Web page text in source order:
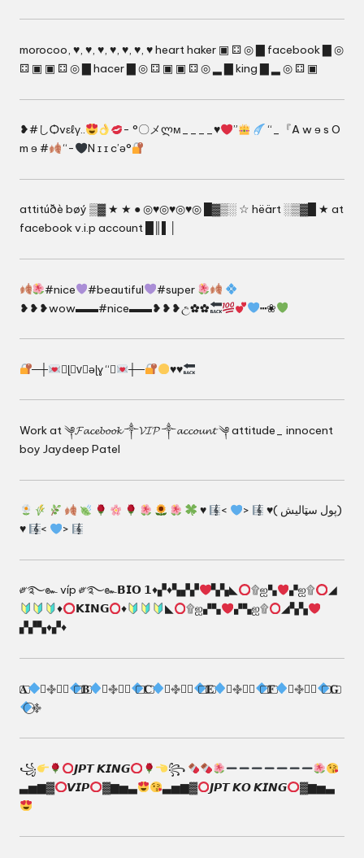
morocoo, ♥, ♥, ♥, ♥, ♥, ♥, ♥ heart haker ▣ ⚃ ◎ ▇ facebook ▇ ◎
⚃ ▣ ▣ ⚃ ◎ ▇ hacer ▇ ◎ ⚃ ▣ ▣ ⚃ ◎ ▂ ▇ king ▇ ▂ ◎ ⚃ ▣
❥#しѺvεℓγ.. - °〇メლм____♥ ”
“_『A w ɘ s O
m ɘ #
“- N ɪ ɪ c’ə°
attitúðè bøý ▒▓ ★ ★ ● ◎♥◎♥◎♥◎ █▓▒░ ☆ hëärt ░▒▓█ ★ at
facebook v.i.p account █║▌│
#nice #beautiful
#super
❥❥❥wow▬▬#nice▬▬❥❥❥උ✿✿
┅❀
─┼ ★ɭ❍v⃟əɭɣ “★ ┼─ ♥️♥️
Work at ༆𝓕𝓪𝓬𝓮𝓫𝓸𝓸𝓴 ༒𝓥𝓘𝓟 ༒𝓪𝓬𝓬𝓸𝓾𝓷𝓽 ༆ attitude_ innocent
boy Jaydeep Patel
♥ < >
♥( پول سټالیش)
♥
< >
༗࿐๛ víp ༗࿐๛𝗕𝗜𝗢 𝟭♦️▞♦️▚▞▞ ▚▚◣ ۩ஐ▚ ▞ஐ۩
◢
♦️
𝗞𝗜𝗡𝗚 ♦️ ◣ ۩ஐ▞▚ ▞▚ஐ۩
◢▚▚
▞▞▚♦️▞♦️
𝐀⃢ ⃝࿇࿇⃝ ⃢𝐁⃢ ⃝࿇࿇⃝ ⃢𝐂⃢ ⃝࿇࿇⃝ ⃢𝐄⃢ ⃝࿇࿇⃝ ⃢𝐅⃢ ⃝࿇࿇⃝
⃢𝐆⃢
⃝࿇
꧁ 𝙅𝙋𝙏 𝙆𝙄𝙉𝙂
꧂
▃▅▆▓
𝙑𝙄𝙋 ▓▆▅▃ ▃▅▆▓ 𝙅𝙋𝙏 𝙆𝙊 𝙆𝙄𝙉𝙂 ▓▆▅▃